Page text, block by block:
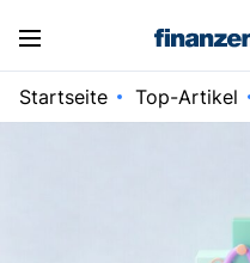
Startseite Top-Artikel